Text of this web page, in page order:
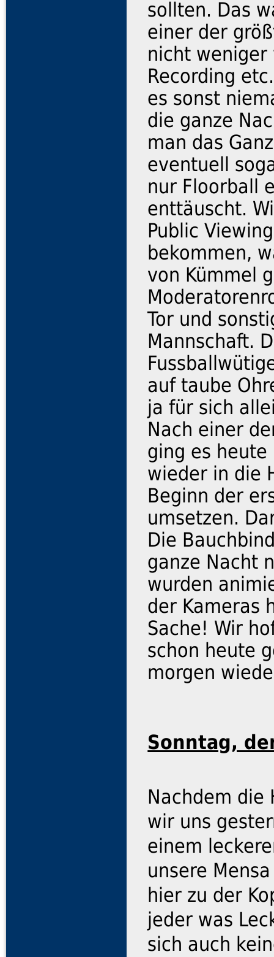
sollten. Das
einer der
nicht weniger
Recording
es sonst
die ganze
man das
eventuell
nur Floorball
enttäuscht.
Public
bekommen,
von Kümmel
Tor und
Mannschaft.
auf taube
ja für sich
Nach einer
ging es
wieder in die
Beginn der
umsetzen.
Die
ganze Nacht
wurden
der Kameras
Sache! Wir
schon heute
morgen
Sonntag,
Nachdem die
wir uns
einem
unsere
hier zu der
jeder was
sich auch